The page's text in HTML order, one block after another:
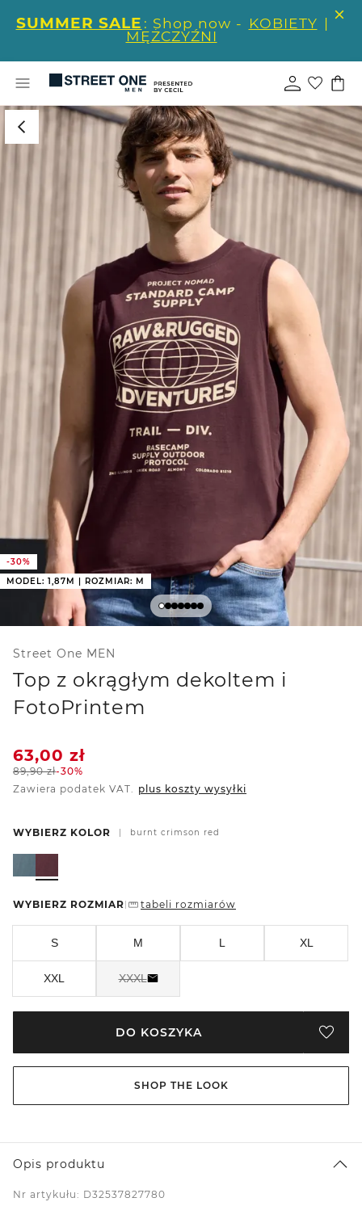
SUMMER SALE : Shop now - KOBIETY |
MĘŻCZYŹNI
-30%
MODEL: 1,87M | ROZMIAR: M
Street One MEN
Top z okrągłym dekoltem i
FotoPrintem
63,00 zł
89,90zł-30%
Zawiera podatek VAT.
plus koszty wysyłki
WYBIERZ KOLOR burnt crimson red
WYBIERZ ROZMIAR tabeli rozmiarów
S M L XL
XXL XXXL
DO KOSZYKA
SHOP THE LOOK
Opis produktu
Nr artykułu: D32537827780